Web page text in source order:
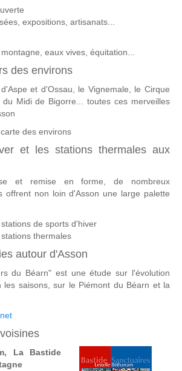
expositions, artisanats...
eaux vives, équitation...
des environs
et d'Ossau, le Vignemale, le Cirque
Midi de Bigorre... toutes ces merveilles
des environs
et les stations thermales aux
et remise en forme, de nombreux
offrent non loin d'Asson une large palette
de sports d'hiver
thermales
autour d'Asson
du Béarn" est une étude sur l'évolution
les saisons, sur le Piémont du Béarn et la
La Bastide